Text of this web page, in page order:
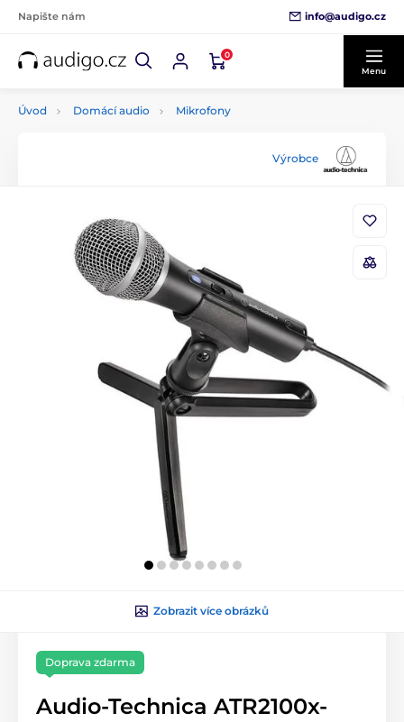
Napište nám info@audigo.cz
0
Menu
Úvod Domácí audio Mikrofony
Výrobce
Zobrazit více obrázků
Doprava zdarma
Audio-Technica ATR2100x-